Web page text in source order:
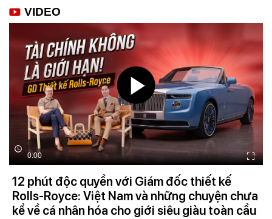
VIDEO
0:00
12 phút độc quyền với Giám đốc thiết kế
Rolls-Royce: Việt Nam và những chuyện chưa
kể về cá nhân hóa cho giới siêu giàu toàn cầu